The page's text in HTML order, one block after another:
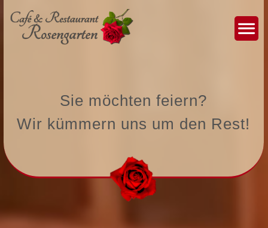
Sie möchten feiern?
Wir kümmern uns um den Rest!